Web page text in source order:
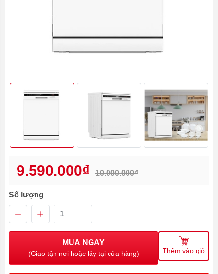
9.590.000₫ 10.000.000₫
Số lượng
MUA NGAY
(Giao tận nơi hoặc lấy tại cửa hàng) Thêm vào giỏ